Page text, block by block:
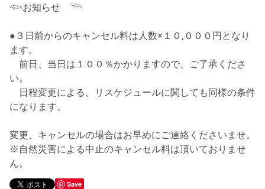
𓆟お知らせ 𓆝
●３日前からのキャンセル料は人数×１０,０００円となり
ます。
前日、当日は１００％かかりますので、ご了承くださ
い。
日程変更による、リスケジュールに関しても同様の条件
になります。
変更、キャンセルの場合はお早めにご連絡くださいませ。
※自然災害による中止のキャンセル料は頂いておりませ
ん。
Save